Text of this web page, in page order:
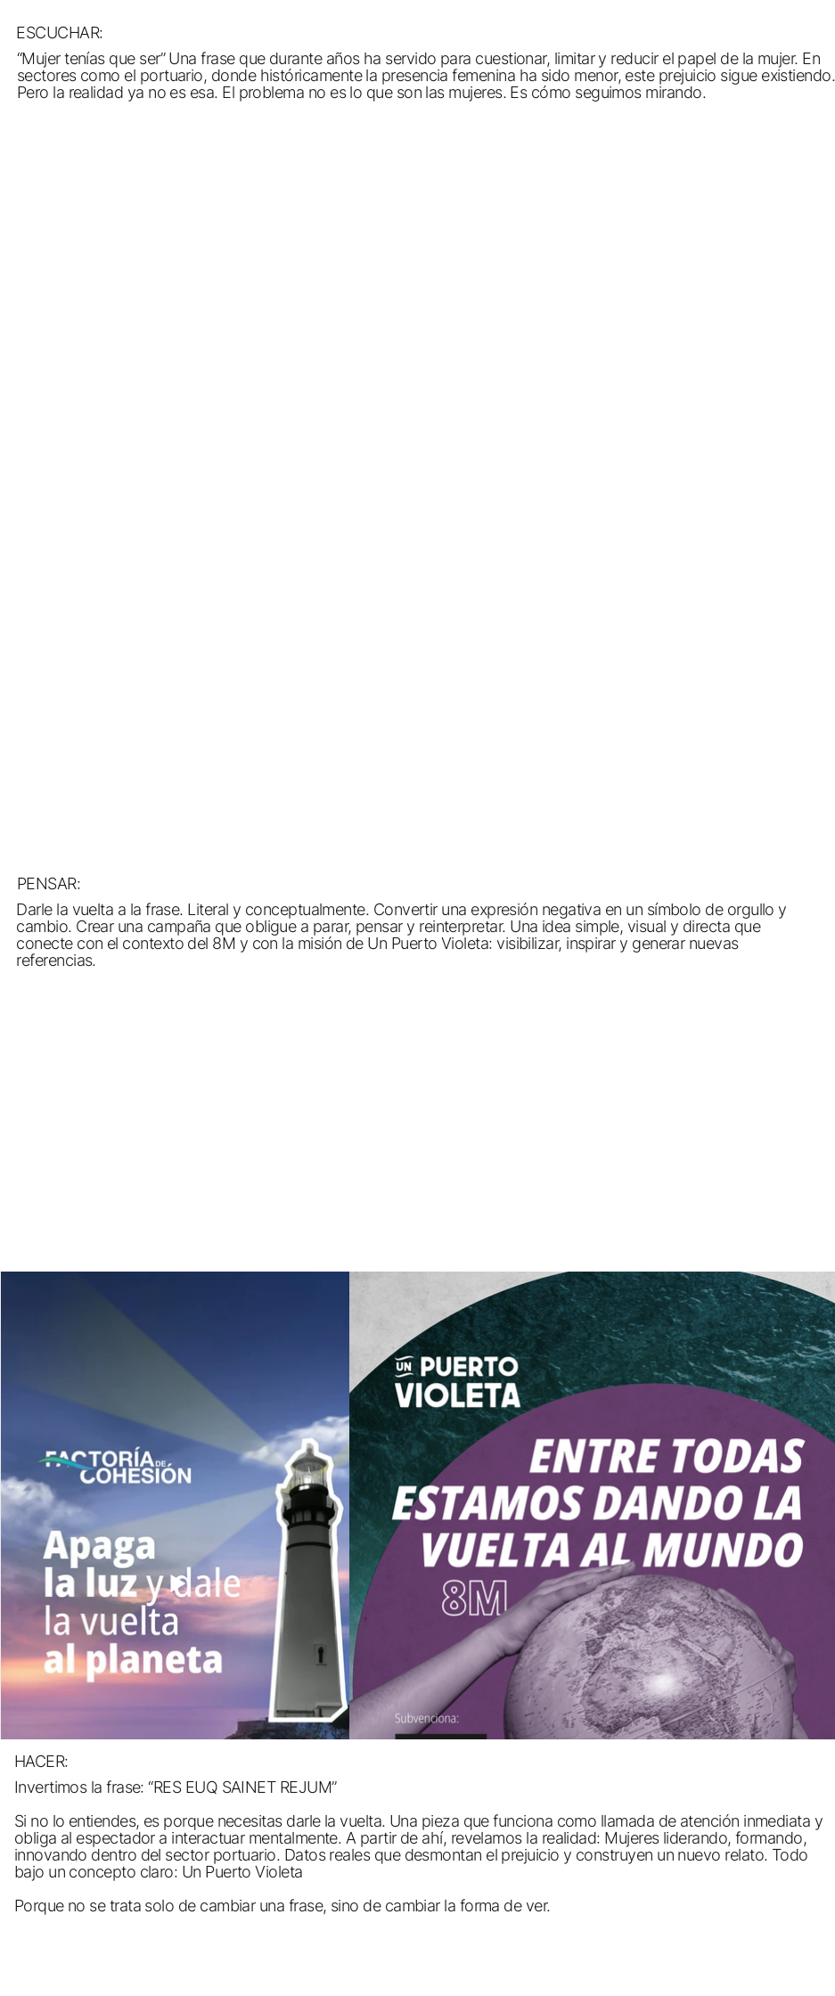
ESCUCHAR:
“Mujer tenías que ser” Una frase que durante años ha servido para cuestionar, limitar y reducir el papel de la mujer. En
sectores como el portuario, donde históricamente la presencia femenina ha sido menor, este prejuicio sigue existiendo.
Pero la realidad ya no es esa. El problema no es lo que son las mujeres. Es cómo seguimos mirando.
PENSAR:
Darle la vuelta a la frase. Literal y conceptualmente. Convertir una expresión negativa en un símbolo de orgullo y
cambio. Crear una campaña que obligue a parar, pensar y reinterpretar. Una idea simple, visual y directa que
conecte con el contexto del 8M y con la misión de Un Puerto Violeta: visibilizar, inspirar y generar nuevas
referencias.
HACER:
Invertimos la frase: “RES EUQ SAINET REJUM”
Si no lo entiendes, es porque necesitas darle la vuelta. Una pieza que funciona como llamada de atención inmediata y
obliga al espectador a interactuar mentalmente. A partir de ahí, revelamos la realidad: Mujeres liderando, formando,
innovando dentro del sector portuario. Datos reales que desmontan el prejuicio y construyen un nuevo relato. Todo
bajo un concepto claro: Un Puerto Violeta
Porque no se trata solo de cambiar una frase, sino de cambiar la forma de ver.